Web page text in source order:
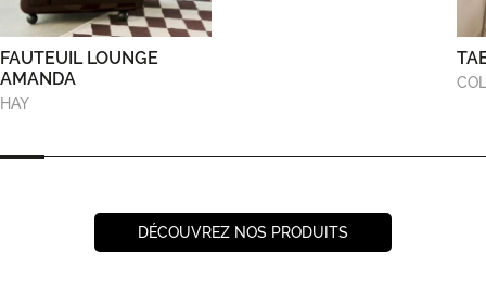
FAUTEUIL LOUNGE
AMANDA
HAY
DÉCOUVREZ NOS PRODUITS